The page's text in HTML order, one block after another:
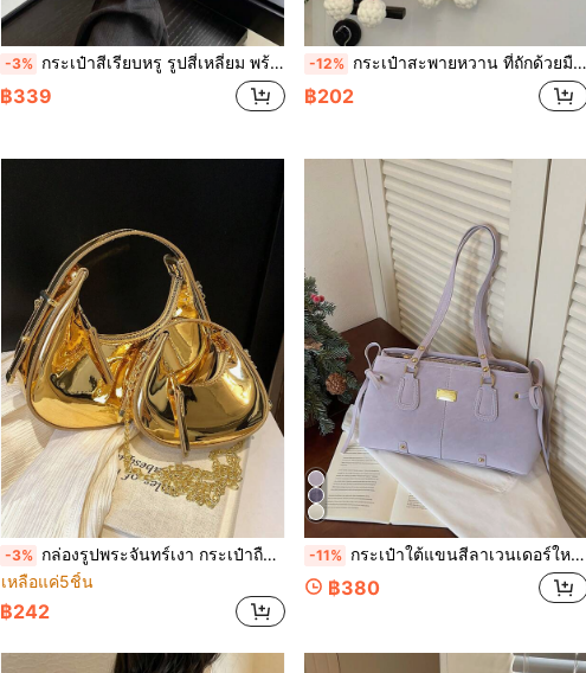
-3% กระเป๋าสีเรียบหรู รูปสี่เหลี่ยม พร้อมผ้าพันคอถอดออกได้ สำหรับสุภาพสตรี, กระเป๋าสะพายและกระเป๋าสะพายข้าง (ไม่รวมผ้าพันคอ)
฿339
-12% กระเป๋าสะพายหวาน ที่ถักด้วยมือแบบครอเชต์ ลาย การ์ตูน น่ารัก สำหรับผู้หญิง
฿202
-3% กล่องรูปพระจันทร์เงา กระเป๋าถือขนาดเล็ก กระเป๋ารูปพระจันทร์เสี้ยว สายสะพายคล้องคอ/ข้างตัว สีทองเลเซอร์ ที่ใส่ลิปสติก/ที่ใส่ หูฟัง เอนกประสงค์สำหรับทำงาน/เดินทาง ฤดูใบไม้ผลิ/ฤดูร้อน
เหลือแค่5ชิ้น
฿242
-11% กระเป๋าใต้แขนสีลาเวนเดอร์ใหม่ปี 2026 สำหรับผู้หญิง กระเป๋าสะพายไหล่ที่ใช้งานได้หลากหลายในฤดูใบไม้ผลิ/ฤดูร้อน พร้อมจี้หมีและตกแต่งโบว์ กระเป๋าเดินทางที่กว้างขวาง
฿380